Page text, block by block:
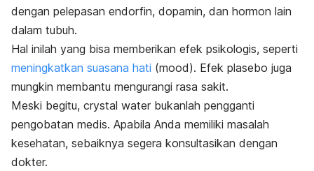
dengan pelepasan endorfin, dopamin, dan hormon lain
dalam tubuh.
Hal inilah yang bisa memberikan efek psikologis, seperti
meningkatkan suasana hati (mood). Efek plasebo juga
mungkin membantu mengurangi rasa sakit.
Meski begitu, crystal water bukanlah pengganti
pengobatan medis. Apabila Anda memiliki masalah
kesehatan, sebaiknya segera konsultasikan dengan
dokter.